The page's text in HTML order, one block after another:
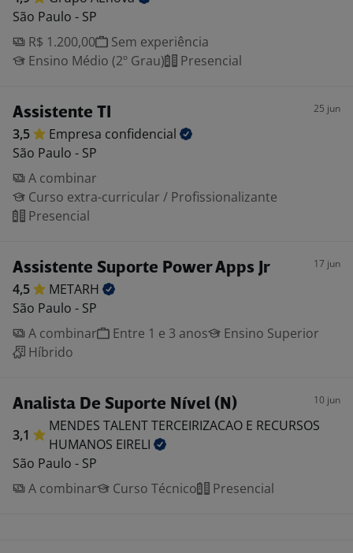
São Paulo - SP
R$ 1.200,00
Sem experiência
Ensino Médio (2º Grau)
Presencial
Assistente TI 25 jun
3,5 Empresa confidencial
São Paulo - SP
A combinar
Curso extra-curricular / Profissionalizante
Presencial
Assistente Suporte Power Apps Jr 17 jun
4,5
METARH
São Paulo - SP
A combinar
Entre 1 e 3 anos
Ensino Superior
Híbrido
Analista De Suporte Nível (N) 10 jun
3,1
MENDES TALENT TERCEIRIZACAO E RECURSOS
HUMANOS EIRELI
São Paulo - SP
A combinar
Curso Técnico Presencial